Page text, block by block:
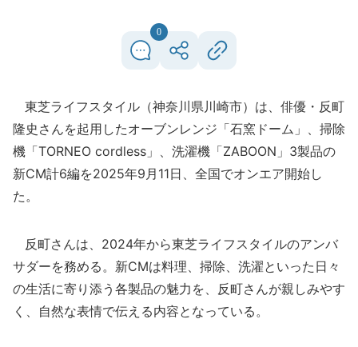
0
東芝ライフスタイル（神奈川県川崎市）は、俳優・反町
隆史さんを起用したオーブンレンジ「石窯ドーム」、掃除
機「TORNEO cordless」、洗濯機「ZABOON」3製品の
新CM計6編を2025年9月11日、全国でオンエア開始し
た。
反町さんは、2024年から東芝ライフスタイルのアンバ
サダーを務める。新CMは料理、掃除、洗濯といった日々
の生活に寄り添う各製品の魅力を、反町さんが親しみやす
く、自然な表情で伝える内容となっている。